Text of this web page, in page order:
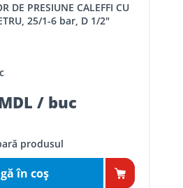
25/1-6 bar, D 1/2"
/ buc
produsul
în coş